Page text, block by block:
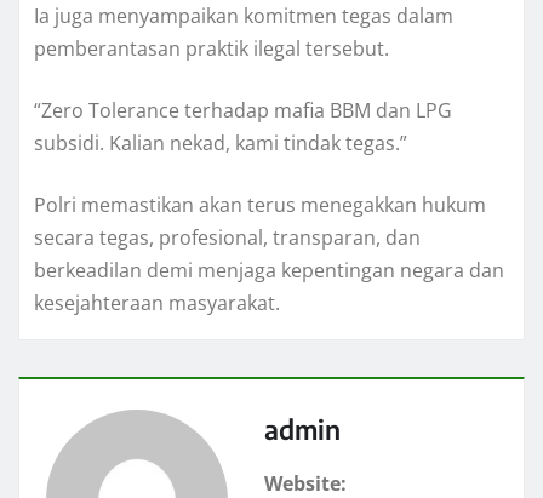
Ia juga menyampaikan komitmen tegas dalam
pemberantasan praktik ilegal tersebut.
“Zero Tolerance terhadap mafia BBM dan LPG
subsidi. Kalian nekad, kami tindak tegas.”
Polri memastikan akan terus menegakkan hukum
secara tegas, profesional, transparan, dan
berkeadilan demi menjaga kepentingan negara dan
kesejahteraan masyarakat.
admin
Website: